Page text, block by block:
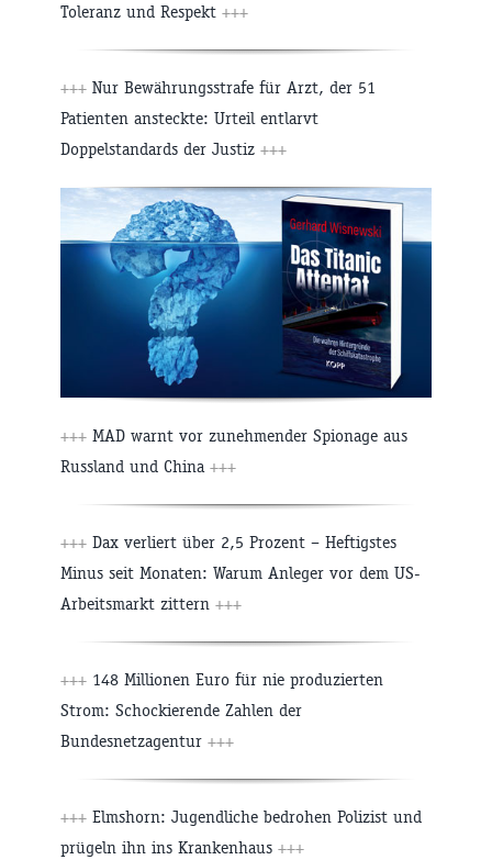
Toleranz und Respekt +++
+++ Nur Bewährungsstrafe für Arzt, der 51
Patienten ansteckte: Urteil entlarvt
Doppelstandards der Justiz +++
+++ MAD warnt vor zunehmender Spionage aus
Russland und China +++
+++ Dax verliert über 2,5 Prozent – Heftigstes
Minus seit Monaten: Warum Anleger vor dem US-
Arbeitsmarkt zittern +++
+++ 148 Millionen Euro für nie produzierten
Strom: Schockierende Zahlen der
Bundesnetzagentur +++
+++ Elmshorn: Jugendliche bedrohen Polizist und
prügeln ihn ins Krankenhaus +++